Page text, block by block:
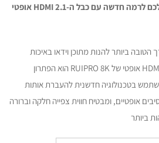
לרמה חדשה עם כבל ה-HDMI 2.1 אופטי
ביותר להנות מתוכן וידאו באיכות
הגבוהה ביותר? כבל ה-HDMI 2.1 אופטי של RUIPRO 8K הוא הפתרון
בטכנולוגיה חדשנית להעברת אותות
אופטיים, ומבטיח חווית צפייה חלקה וברורה
ביותר